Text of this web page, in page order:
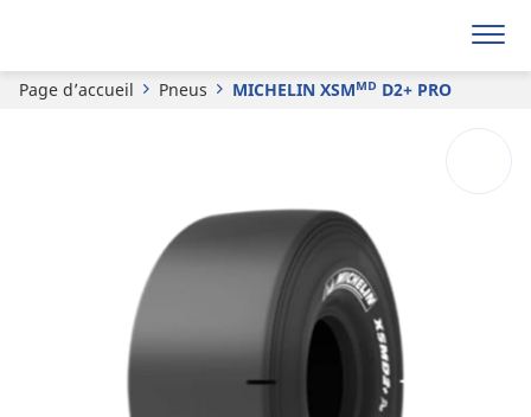
Page d’accueil Pneus MICHELIN XSMᴹᴰ D2+ PRO